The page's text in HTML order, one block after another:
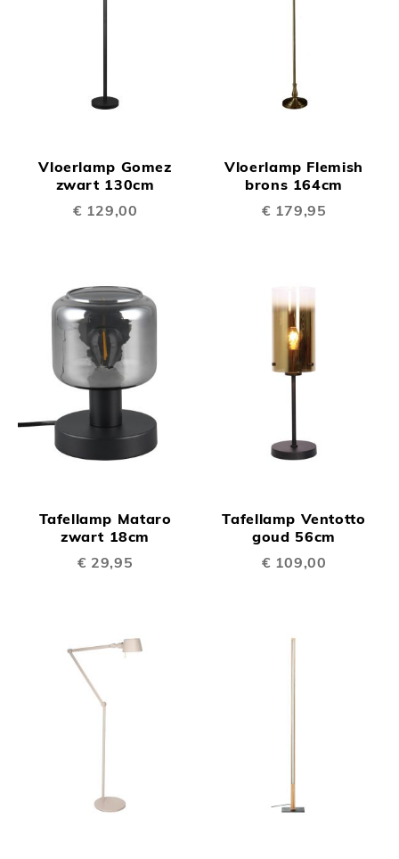
Vloerlamp Gomez
zwart 130cm
€ 129,00
Vloerlamp Flemish
brons 164cm
€ 179,95
Tafellamp Mataro
zwart 18cm
€ 29,95
Tafellamp Ventotto
goud 56cm
€ 109,00